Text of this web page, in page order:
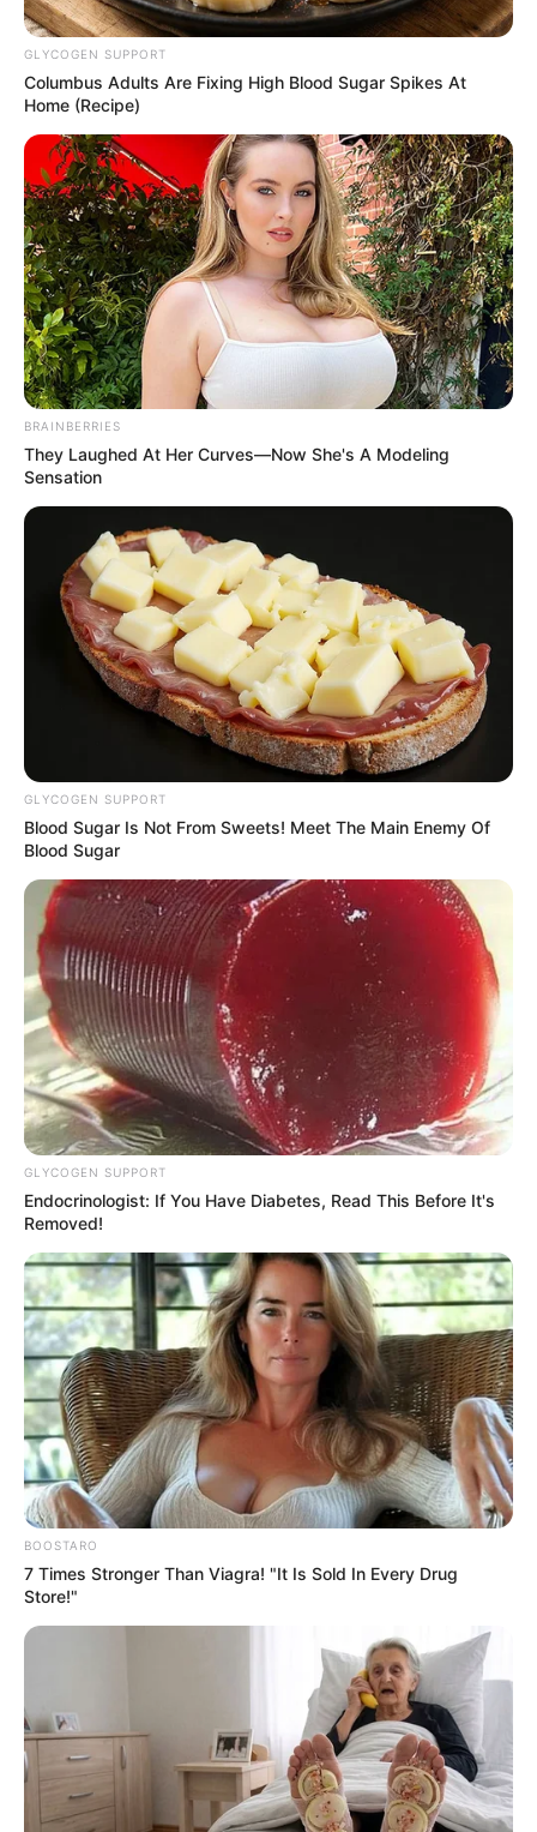
Posted
in
Friss hírek
DÖBBENETES FORDULAT!
TITOKZATOS BOTRÁNY RÁZZA
MEG AZ EGYIK ISMERT
POLITIKUST
bySzerző • April 27, 2026
Az elmúlt órákban olyan információk kezdtek el
terjedni, amelyek szó szerint felrobbantották az
GLYCOGEN SUPPORT
Columbus Adults Are Fixing High Blood Sugar Spikes At
Home (Recipe)
BRAINBERRIES
They Laughed At Her Curves—Now She's A Modeling
Sensation
GLYCOGEN SUPPORT
Blood Sugar Is Not From Sweets! Meet The Main Enemy Of
Blood Sugar
GLYCOGEN SUPPORT
Endocrinologist: If You Have Diabetes, Read This Before It's
Removed!
BOOSTARO
7 Times Stronger Than Viagra! "It Is Sold In Every Drug
Store!"